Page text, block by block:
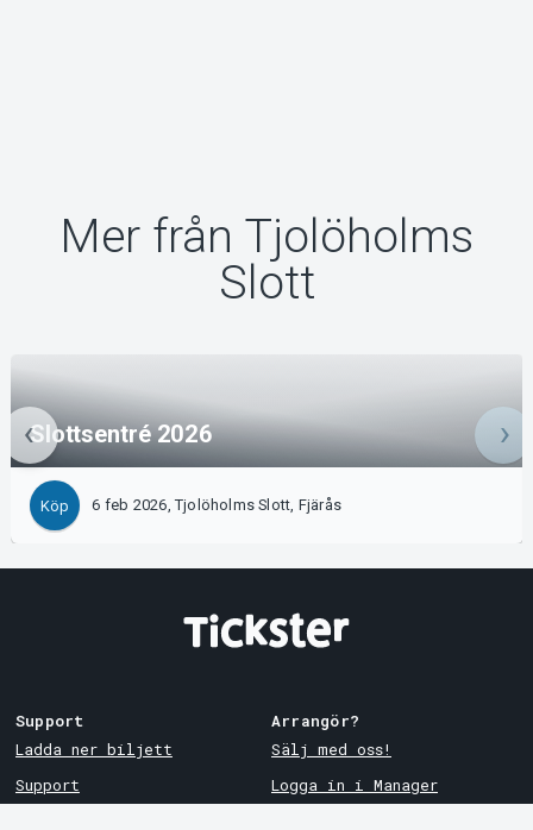
Mer från Tjolöholms
Slott
Slottsentré 2026
Köp 6 feb 2026, Tjolöholms Slott, Fjärås
Support
Ladda ner biljett
Support
Arrangör?
Sälj med oss!
Logga in i Manager